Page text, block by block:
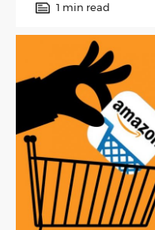
1 min read